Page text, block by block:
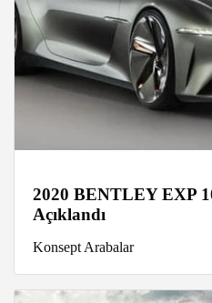
2020 BENTLEY EXP
Açıklandı
Konsept Arabalar